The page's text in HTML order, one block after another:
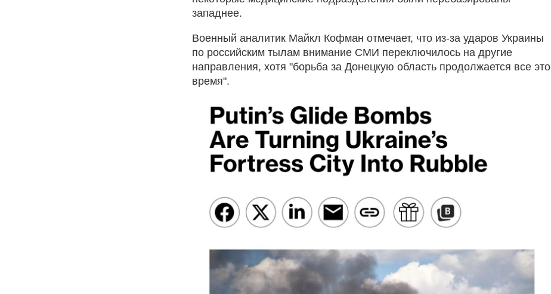
западнее.
Военный аналитик Майкл Кофман отмечает, что из-за ударов Украины
по российским тылам внимание СМИ переключилось на другие
направления, хотя "борьба за Донецкую область продолжается все это
время".